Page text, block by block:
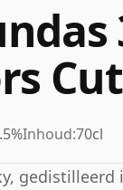
Inhoud:70cl